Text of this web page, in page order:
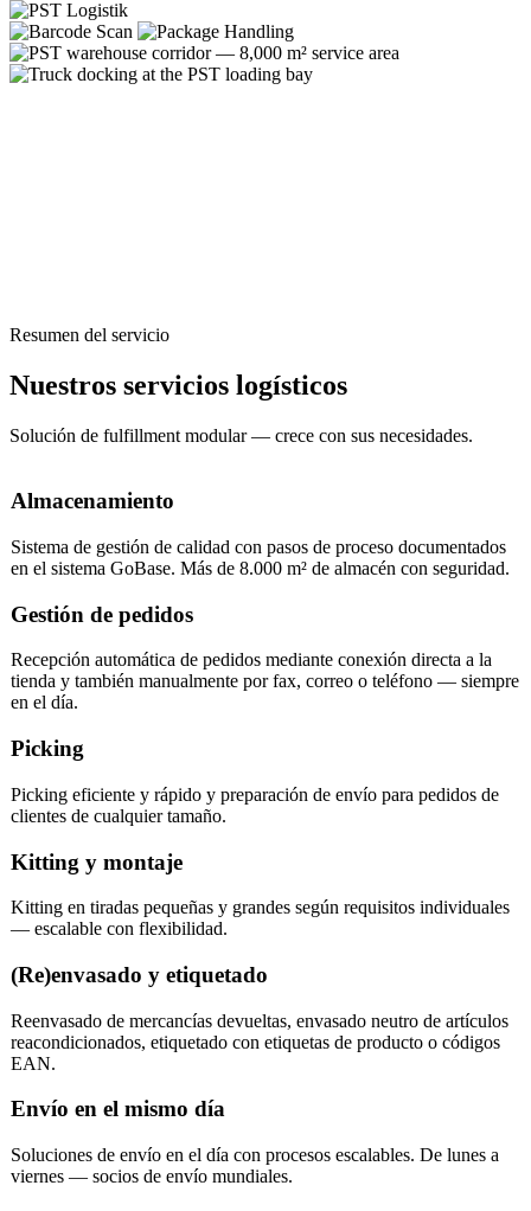
Resumen del servicio
Nuestros servicios logísticos
Solución de fulfillment modular — crece con sus necesidades.
Almacenamiento
Sistema de gestión de calidad con pasos de proceso documentados
en el sistema GoBase. Más de 8.000 m² de almacén con seguridad.
Gestión de pedidos
Recepción automática de pedidos mediante conexión directa a la
tienda y también manualmente por fax, correo o teléfono — siempre
en el día.
Picking
Picking eficiente y rápido y preparación de envío para pedidos de
clientes de cualquier tamaño.
Kitting y montaje
Kitting en tiradas pequeñas y grandes según requisitos individuales
— escalable con flexibilidad.
(Re)envasado y etiquetado
Reenvasado de mercancías devueltas, envasado neutro de artículos
reacondicionados, etiquetado con etiquetas de producto o códigos
EAN.
Envío en el mismo día
Soluciones de envío en el día con procesos escalables. De lunes a
viernes — socios de envío mundiales.